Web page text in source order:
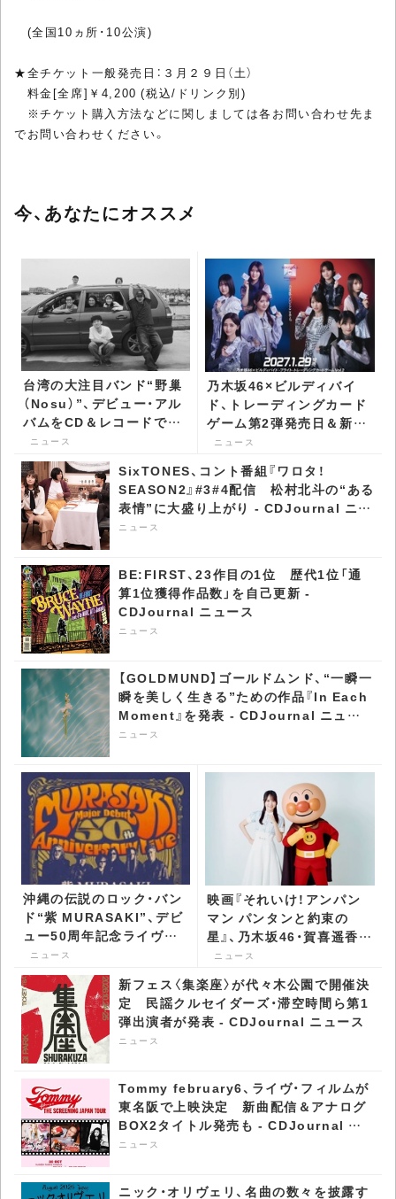
(全国10ヵ所･10公演)
★全チケット一般発売日：３月２９日（土）
料金[全席]￥4,200 (税込/ドリンク別)
※チケット購入方法などに関しましては各お問い合わせ先ま
でお問い合わせください。
今、あなたにオススメ
台湾の大注目バンド“野巢
（Nosu）”、デビュー・アル
バムをCD＆レコードでリ
リース決定 - CDJournal
ニュース
ニュース
乃木坂46×ビルディバイ
ド、トレーディングカード
ゲーム第2弾発売日＆新ヴ
ィジュアル公開 -
CDJournal ニュース
ニュース
SixTONES、コント番組『ワロタ！
SEASON2』#3#4配信 松村北斗の“ある
表情”に大盛り上がり - CDJournal ニュ
ース
ニュース
BE:FIRST、23作目の1位 歴代1位「通
算1位獲得作品数」を自己更新 -
CDJournal ニュース
ニュース
【GOLDMUND】ゴールドムンド、“一瞬一
瞬を美しく生きる”ための作品『In Each
Moment』を発表 - CDJournal ニュー
ス
ニュース
沖縄の伝説のロック・バン
ド“紫 MURASAKI”、デビ
ュー50周年記念ライヴを
開催 - CDJournal ニュー
ス
ニュース
映画『それいけ！アンパン
マン パンタンと約束の
星』、乃木坂46・賀喜遥香の
特別インタビュー映像公開
- CDJournal ニュース
ニュース
新フェス〈集楽座〉が代々木公園で開催決
定 民謡クルセイダーズ・滞空時間ら第1
弾出演者が発表 - CDJournal ニュース
ニュース
Tommy february6、ライヴ・フィルムが
東名阪で上映決定 新曲配信＆アナログ
BOX2タイトル発売も - CDJournal ニ
ュース
ニュース
ニック・オリヴェリ、名曲の数々を披露す